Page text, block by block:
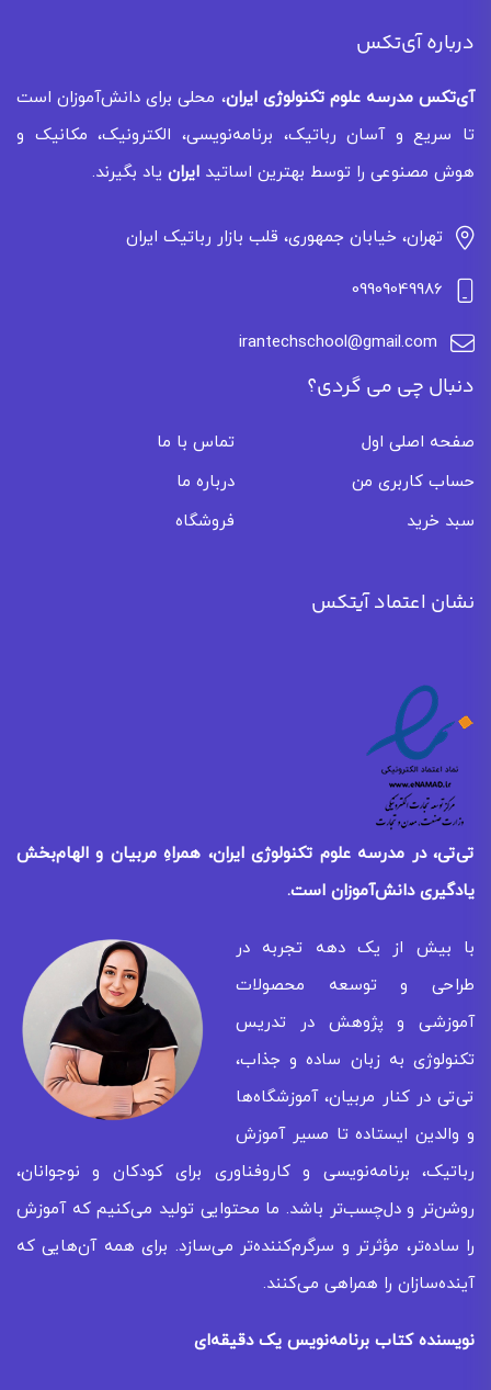
درباره آی‌تکس
آی‌تکس مدرسه علوم تکنولوژی ایران، محلی برای دانش‌آموزان است
تا سریع و آسان رباتیک، برنامه‌نویسی، الکترونیک، مکانیک و
هوش مصنوعی را توسط بهترین اساتید ایران یاد بگیرند.
تهران، خیابان جمهوری، قلب بازار رباتیک ایران
09909049986
irantechschool@gmail.com
دنبال چی می گردی؟
صفحه اصلی اول
تماس با ما
حساب کاربری من
درباره ما
سبد خرید
فروشگاه
نشان اعتماد آیتکس
تی‌تی، در مدرسه علوم تکنولوژی ایران، همراهِ مربیان و الهام‌بخش
یادگیریدانش‌آموزان است.
با بیش از یک دهه تجربه در
طراحی و توسعه محصولات
آموزشی و پژوهش در تدریس
تکنولوژی به زبان ساده و جذاب،
تی‌تی در کنار مربیان، آموزشگاه‌ها
و والدین ایستاده تا مسیر آموزش
رباتیک، برنامه‌نویسی و کاروفناوری برای کودکان و نوجوانان،
روشن‌تر و دل‌چسب‌تر باشد. ما محتوایی تولید می‌کنیم که آموزش
را ساده‌تر، مؤثرتر و سرگرم‌کننده‌تر می‌سازد. برای همه‌ آن‌هایی که
آینده‌سازان را همراهی می‌کنند.
نویسنده کتاب برنامه‌نویس یک دقیقه‌ای